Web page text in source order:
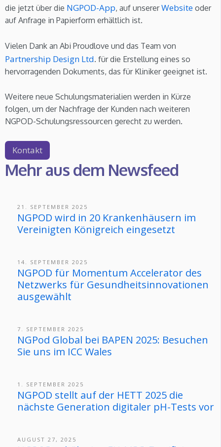
die jetzt über die NGPOD-App, auf unsererWebsite oder
auf Anfrage in Papierform erhältlich ist.
Vielen Dank an Abi Proudlove und das Team von
Partnership Design Ltd. für die Erstellung eines so
hervorragenden Dokuments, das für Kliniker geeignet ist.
Weitere neue Schulungsmaterialien werden in Kürze
folgen, um der Nachfrage der Kunden nach weiteren
NGPOD-Schulungsressourcen gerecht zu werden.
Kontakt
Mehr aus dem Newsfeed
21. SEPTEMBER 2025
NGPOD wird in 20 Krankenhäusern im
Vereinigten Königreich eingesetzt
14. SEPTEMBER 2025
NGPOD für Momentum Accelerator des
Netzwerks für Gesundheitsinnovationen
ausgewählt
7. SEPTEMBER 2025
NGPod Global bei BAPEN 2025: Besuchen
Sie uns im ICC Wales
1. SEPTEMBER 2025
NGPOD stellt auf der HETT 2025 die
nächste Generation digitaler pH-Tests vor
AUGUST 27, 2025